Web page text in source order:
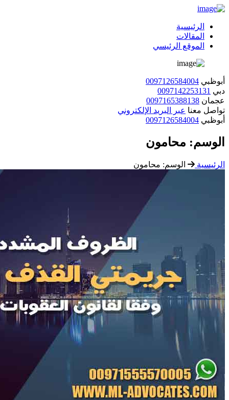
الرئيسية
المقالات
الموقع الرئيسي
أبوظبي 0097126584004
دبي 0097142253131
عجمان 0097165388138
تواصل معنا عبر البريد الإلكتروني
أبوظبي 0097126584004
الوسم: محامون
الرئيسية الوسم: محامون